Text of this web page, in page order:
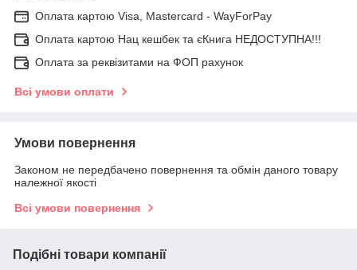
Оплата картою Visa, Mastercard - WayForPay
Оплата картою Нац кешбек та єКнига НЕДОСТУПНА!!!
Оплата за реквізитами на ФОП рахунок
Всі умови оплати
Умови повернення
Законом не передбачено повернення та обмін даного товару
належної якості
Всі умови повернення
Подібні товари компанії